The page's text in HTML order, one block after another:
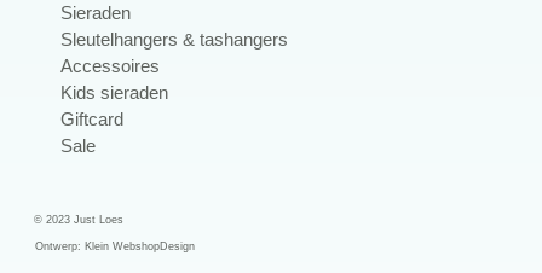
Sieraden
Sleutelhangers & tashangers
Accessoires
Kids sieraden
Giftcard
Sale
© 2023 Just Loes
Ontwerp: Klein WebshopDesign